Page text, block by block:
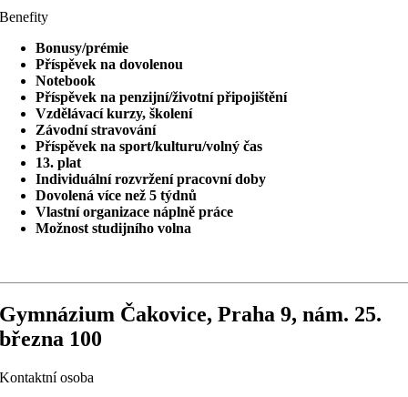
Benefity
Bonusy/prémie
Příspěvek na dovolenou
Notebook
Příspěvek na penzijní/životní připojištění
Vzdělávací kurzy, školení
Závodní stravování
Příspěvek na sport/kulturu/volný čas
13. plat
Individuální rozvržení pracovní doby
Dovolená více než 5 týdnů
Vlastní organizace náplně práce
Možnost studijního volna
Gymnázium Čakovice, Praha 9, nám. 25.
března 100
Kontaktní osoba